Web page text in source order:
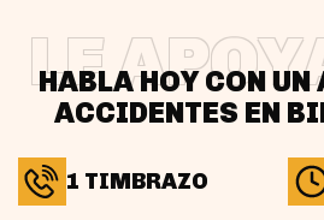
HABLA HOY CON UN
ACCIDENTES EN
LE
1 TIMBRAZO